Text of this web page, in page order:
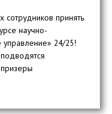
сотрудников принять
научно-
управление» 24/25!